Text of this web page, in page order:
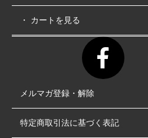
・ カートを見る
メルマガ登録・解除
特定商取引法に基づく表記